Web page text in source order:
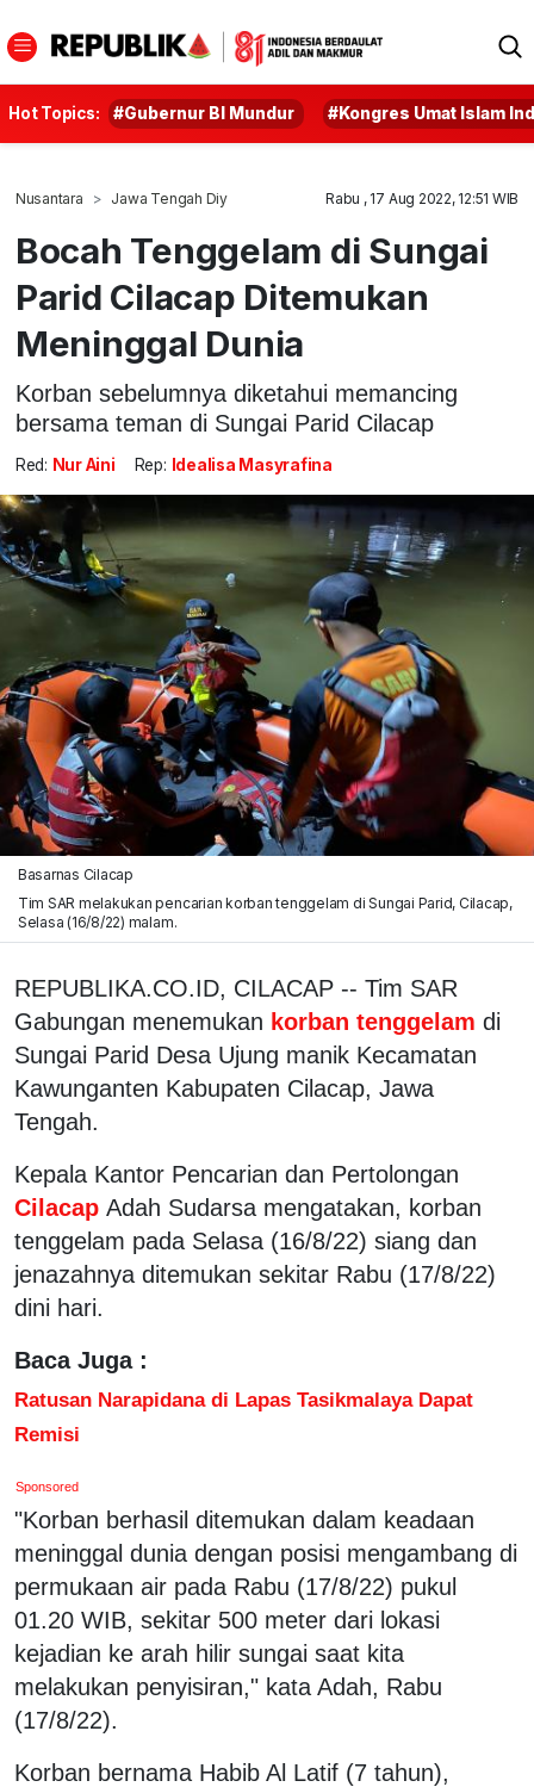
Hot Topics: #Gubernur BI Mundur #Kongres Umat Islam
Nusantara Jawa Tengah Diy Rabu , 17 Aug 2022, 12:51 WIB
Bocah Tenggelam di Sungai
Parid Cilacap Ditemukan
Meninggal Dunia
Korban sebelumnya diketahui memancing
bersama teman di Sungai Parid Cilacap
Red: Nur Aini Rep: Idealisa Masyrafina
Basarnas Cilacap
Tim SAR melakukan pencarian korban tenggelam di Sungai Parid, Cilacap,
Selasa (16/8/22) malam.
REPUBLIKA.CO.ID, CILACAP -- Tim SAR
Gabungan menemukan korban tenggelam di
Sungai Parid Desa Ujung manik Kecamatan
Kawunganten Kabupaten Cilacap, Jawa
Tengah.
Kepala Kantor Pencarian dan Pertolongan
Cilacap Adah Sudarsa mengatakan, korban
tenggelam pada Selasa (16/8/22) siang dan
jenazahnya ditemukan sekitar Rabu (17/8/22)
dini hari.
Baca Juga :
Ratusan Narapidana di Lapas Tasikmalaya Dapat
Remisi
Sponsored
"Korban berhasil ditemukan dalam keadaan
meninggal dunia dengan posisi mengambang di
permukaan air pada Rabu (17/8/22) pukul
01.20 WIB, sekitar 500 meter dari lokasi
kejadian ke arah hilir sungai saat kita
melakukan penyisiran," kata Adah, Rabu
(17/8/22).
Korban bernama Habib Al Latif (7 tahun),